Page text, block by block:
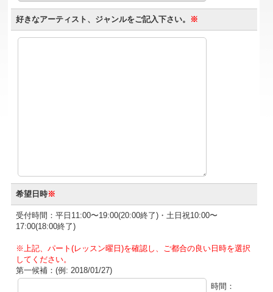
好きなアーティスト、ジャンルをご記入下さい。 ※
希望日時※
受付時間：平日11:00〜19:00(20:00終了)・土日祝10:00〜
17:00(18:00終了)
※上記、パート(レッスン曜日)を確認し、ご都合の良い日時を選択
してください。
第一候補：(例: 2018/01/27)
時間：